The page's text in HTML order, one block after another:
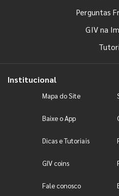
Perguntas
GIV na
Institucional
Mapa do Site
Baixe o App
Dicas e Tutoriais
GIV coins
Fale conosco